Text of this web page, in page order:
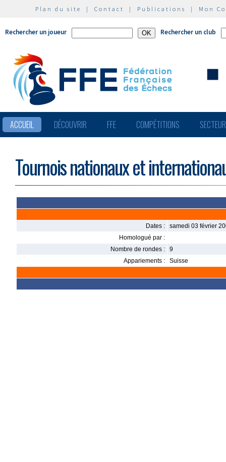
Plan du site | Contact | Publications | Mon
Rechercher un joueur Rechercher un club
ACCUEIL DÉCOUVRIR FFE COMPÉTITIONS
Tournois nationaux et
Dates :
samedi 03 février
Homologué par :
Nombre de rondes :
9
Appariements :
Suisse